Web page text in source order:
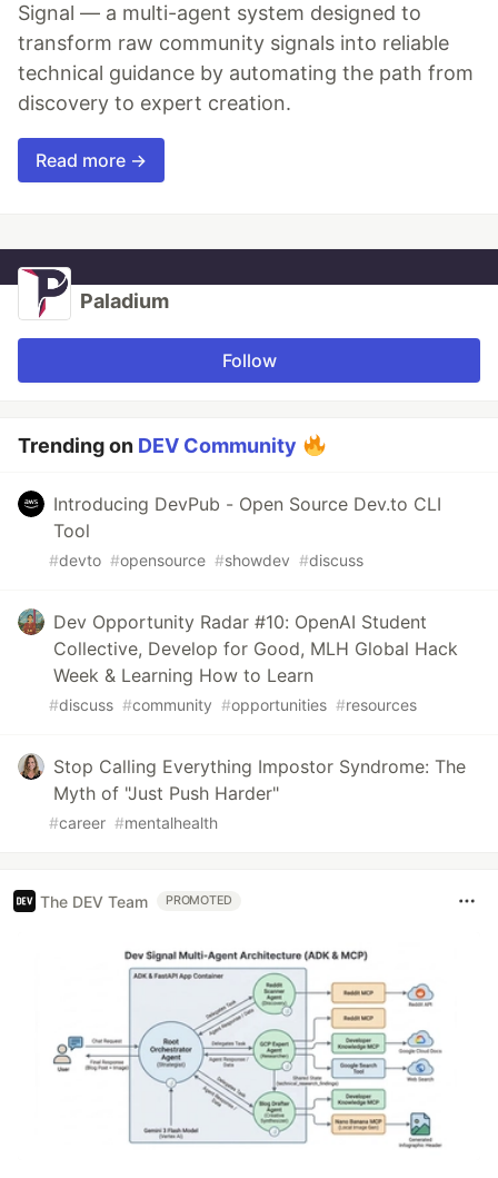
Signal — a multi-agent system designed to
transform raw community signals into reliable
technical guidance by automating the path from
discovery to expert creation.
Read more →
Paladium
Follow
Trending on DEV Community
Introducing DevPub - Open Source Dev.to CLI
Tool
#devto #opensource #showdev #discuss
Dev Opportunity Radar #10: OpenAI Student
Collective, Develop for Good, MLH Global Hack
Week & Learning How to Learn
#discuss #community #opportunities #resources
Stop Calling Everything Impostor Syndrome: The
Myth of "Just Push Harder"
#career #mentalhealth
The DEV Team PROMOTED